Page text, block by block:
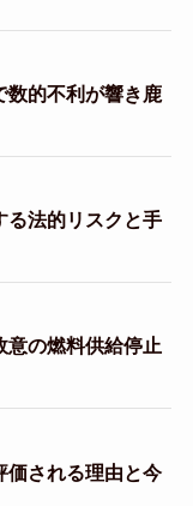
数的不利が響き鹿
る法的リスクと手
意の燃料供給停止
価される理由と今